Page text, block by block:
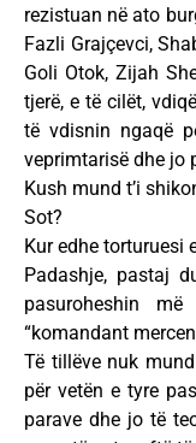
rezistuan në ato
Fazli Grajçevci,
Goli Otok, Zijah
tjerë, e të cilët,
të vdisnin ngaqë
veprimtarisë dhe jo
Kush mund t’i
Sot?
Kur edhe torturuesi
Padashje, pastaj
pasuroheshin
“komandant
Të tillëve nuk
për vetën e tyre
parave dhe jo të